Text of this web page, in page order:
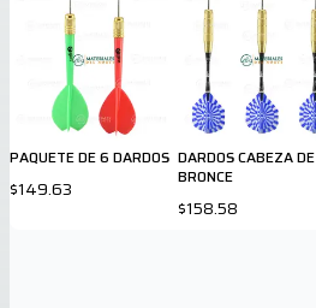
PAQUETE DE 6 DARDOS
$149.63
DARDOS CABEZA DE
BRONCE
$158.58